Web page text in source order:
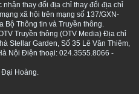
nhận thay đổi địa chỉ thay đổi địa chỉ
xã hội trên mạng số 137/GXN-
Bộ Thông tin và Truyền thông.
Truyền thông (OTV Media) Địa chỉ
Stellar Garden, Số 35 Lê Văn Thiêm,
Nội Điện thoại: 024.3555.8066 -
Đại Hoàng.